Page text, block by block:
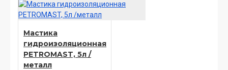
Мастика
гидроизоляционная
PETROMAST, 5л /
металл